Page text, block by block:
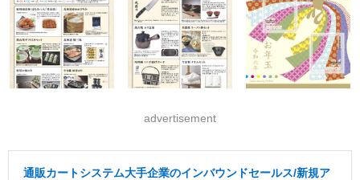
advertisement
通販カートシステム大手企業のインバウンドセールス/新規ア